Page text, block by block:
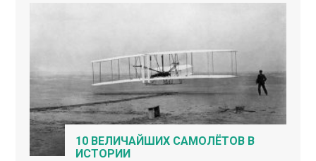
10 ВЕЛИЧАЙШИХ САМОЛЁТОВ В
ИСТОРИИ